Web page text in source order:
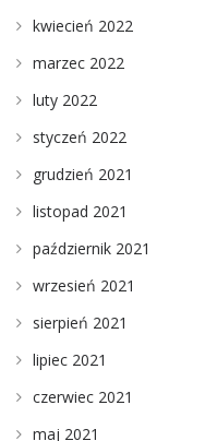
kwiecień 2022
marzec 2022
luty 2022
styczeń 2022
grudzień 2021
listopad 2021
październik 2021
wrzesień 2021
sierpień 2021
lipiec 2021
czerwiec 2021
maj 2021